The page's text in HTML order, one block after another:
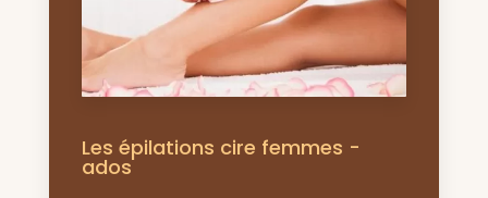
Les épilations cire femmes -
ados